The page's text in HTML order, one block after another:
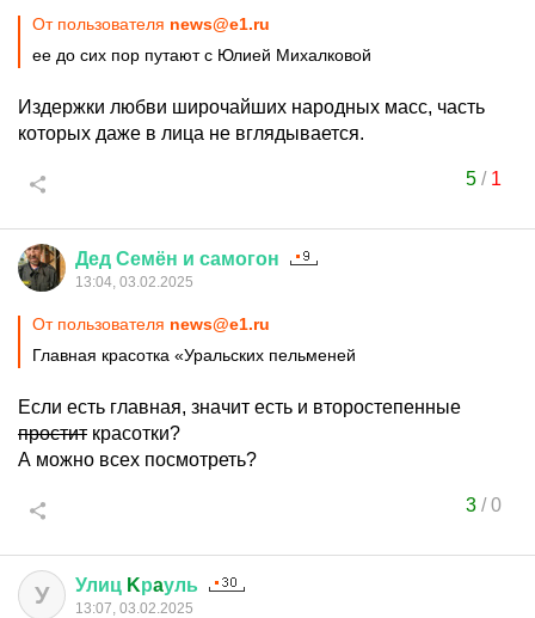
От пользователя news@e1.ru
ее до сих пор путают с Юлией Михалковой
Издержки любви широчайших народных масс, часть
которых даже в лица не вглядывается.
5/ 1
Дед Семён и самогон
13:04, 03.02.2025
От пользователя news@e1.ru
Главная красотка «Уральских пельменей
Если есть главная, значит есть и второстепенные
простит красотки?
А можно всех посмотреть?
3/0
У Улиц Kрaуль
13:07, 03.02.2025